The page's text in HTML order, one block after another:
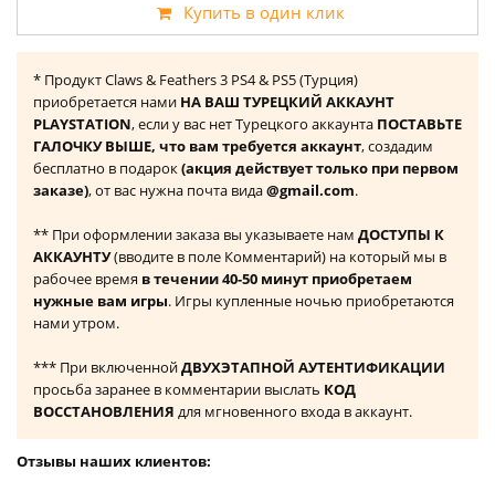
Купить в один клик
* Продукт Claws & Feathers 3 PS4 & PS5 (Турция)
приобретается нами НА ВАШ ТУРЕЦКИЙ АККАУНТ
PLAYSTATION, если у вас нет Турецкого аккаунта ПОСТАВЬТЕ
ГАЛОЧКУ ВЫШЕ, что вам требуется аккаунт, создадим
бесплатно в подарок(акция действует только при первом
заказе), от вас нужна почта вида@gmail.com.
** При оформлении заказа вы указываете нам ДОСТУПЫ К
АККАУНТУ(вводите в поле Комментарий) на который мы в
рабочее время в течении 40-50 минут приобретаем
нужные вам игры. Игры купленные ночью приобретаются
нами утром.
*** При включеннойДВУХЭТАПНОЙ АУТЕНТИФИКАЦИИ
просьба заранее в комментарии выслать КОД
ВОССТАНОВЛЕНИЯ для мгновенного входа в аккаунт.
Отзывы наших клиентов: